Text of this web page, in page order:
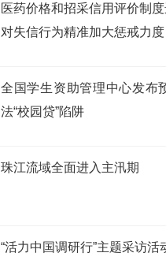
医药价格和招采信用评价制
对失信行为精准加大惩戒力度
全国学生资助管理中心发布
法“校园贷”陷阱
珠江流域全面进入主汛期
“活力中国调研行”主题采访活